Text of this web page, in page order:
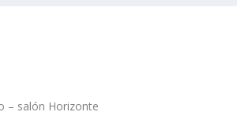
– salón Horizonte